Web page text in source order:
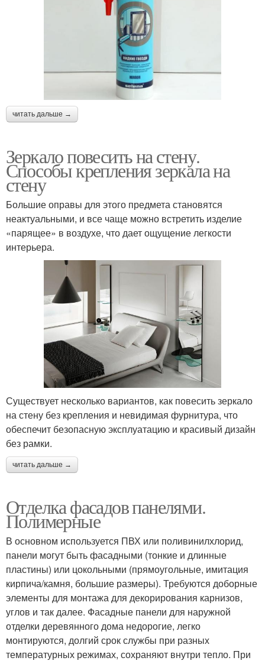
читать дальше →
Зеркало повесить на стену.
Способы крепления зеркала на
стену
Большие оправы для этого предмета становятся
неактуальными, и все чаще можно встретить изделие
«парящее» в воздухе, что дает ощущение легкости
интерьера.
Существует несколько вариантов, как повесить зеркало
на стену без крепления и невидимая фурнитура, что
обеспечит безопасную эксплуатацию и красивый дизайн
без рамки.
читать дальше →
Отделка фасадов панелями.
Полимерные
В основном используется ПВХ или поливинилхлорид,
панели могут быть фасадными (тонкие и длинные
пластины) или цокольными (прямоугольные, имитация
кирпича/камня, большие размеры). Требуются доборные
элементы для монтажа для декорирования карнизов,
углов и так далее. Фасадные панели для наружной
отделки деревянного дома недорогие, легко
монтируются, долгий срок службы при разных
температурных режимах, сохраняют внутри тепло. При